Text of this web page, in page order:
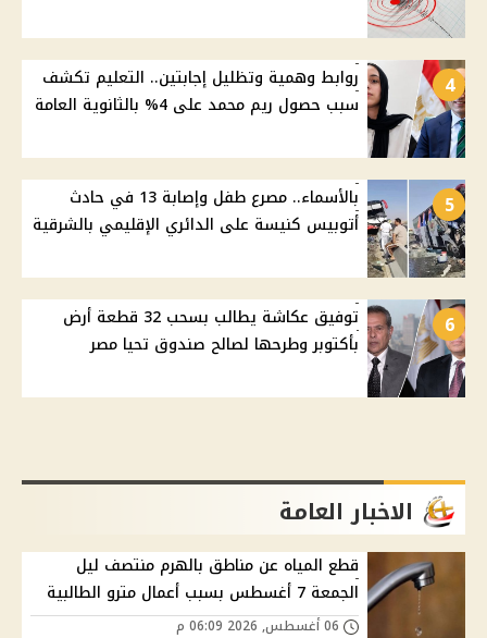
4
روابط وهمية وتظليل إجابتين.. التعليم تكشف
سبب حصول ريم محمد على 4% بالثانوية العامة
5
بالأسماء.. مصرع طفل وإصابة 13 في حادث
أتوبيس كنيسة على الدائري الإقليمي بالشرقية
6
توفيق عكاشة يطالب بسحب 32 قطعة أرض
بأكتوبر وطرحها لصالح صندوق تحيا مصر
الاخبار العامة
قطع المياه عن مناطق بالهرم منتصف ليل
الجمعة 7 أغسطس بسبب أعمال مترو الطالبية